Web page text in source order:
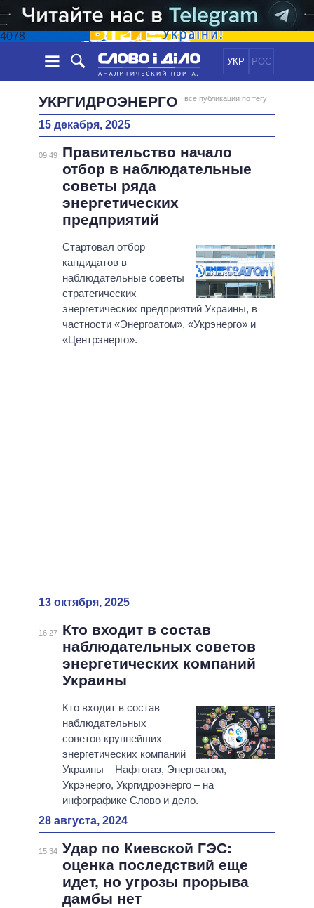
4078
УКР РОС
НОВОСТИ
ЛЕНТА
СОБЫТИЯ
СТАТЬИ
МНЕНИЯ
ОБЗОРЫ
ЭКОНОМИКА
ОБЩЕСТВО
ОБЕЩАНИЯ
ПОЛИТИКИ
ВСЕ ПОЛИТИКИ
ПРЕЗИДЕНТ И ОФИС
КАБИНЕТ МИНИСТРОВ
ГЛАВЫ ОБЛАДМИНИСТРАЦИЙ
МЭРЫ
ВСЕ ПЕРСОНЫ
ИНФОГРАФИКА
ВИДЕО
ПОДДЕРЖАТЬ
СРАВНЕНИЕ ПОЛИТИКОВ
УКРГИДРОЭНЕРГО все публикации по тегу
15 декабря, 2025
09:49
Правительство начало
отбор в наблюдательные
советы ряда
энергетических
предприятий
Стартовал отбор
кандидатов в
наблюдательные советы
стратегических
энергетических предприятий Украины, в
частности «Энергоатом», «Укрэнерго» и
«Центрэнерго».
13 октября, 2025
16:27
Кто входит в состав
наблюдательных советов
энергетических компаний
Украины
Кто входит в состав
наблюдательных
советов крупнейших
энергетических компаний
Украины – Нафтогаз, Энергоатом,
Укрэнерго, Укргидроэнерго – на
инфографике Слово и дело.
28 августа, 2024
15:34 Удар по Киевской ГЭС:
оценка последствий еще
идет, но угрозы прорыва
дамбы нет